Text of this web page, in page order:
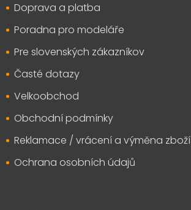
Doprava a platba
Poradna pro modeláře
Pre slovenských zákazníkov
Časté dotazy
Velkoobchod
Obchodní podmínky
Reklamace / vrácení a výměna zboží
Ochrana osobních údajů